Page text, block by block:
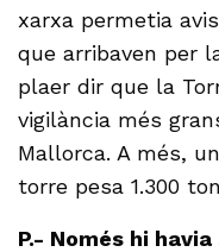
xarxa permetia
que arribaven per
plaer dir que la
vigilància més
Mallorca. A més,
torre pesa 1.300
P.- Només hi